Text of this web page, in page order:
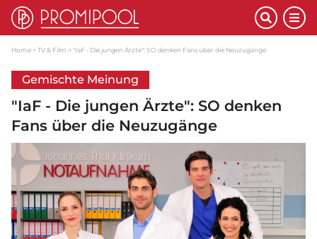
Home TV & Film "IaF - Die jungen Ärzte": SO denken Fans über die Neuzugänge
Gemischte Meinung
"IaF - Die jungen Ärzte": SO denken
Fans über die Neuzugänge